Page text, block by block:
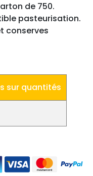
de 750.
pasteurisation.
conserves
sur quantités